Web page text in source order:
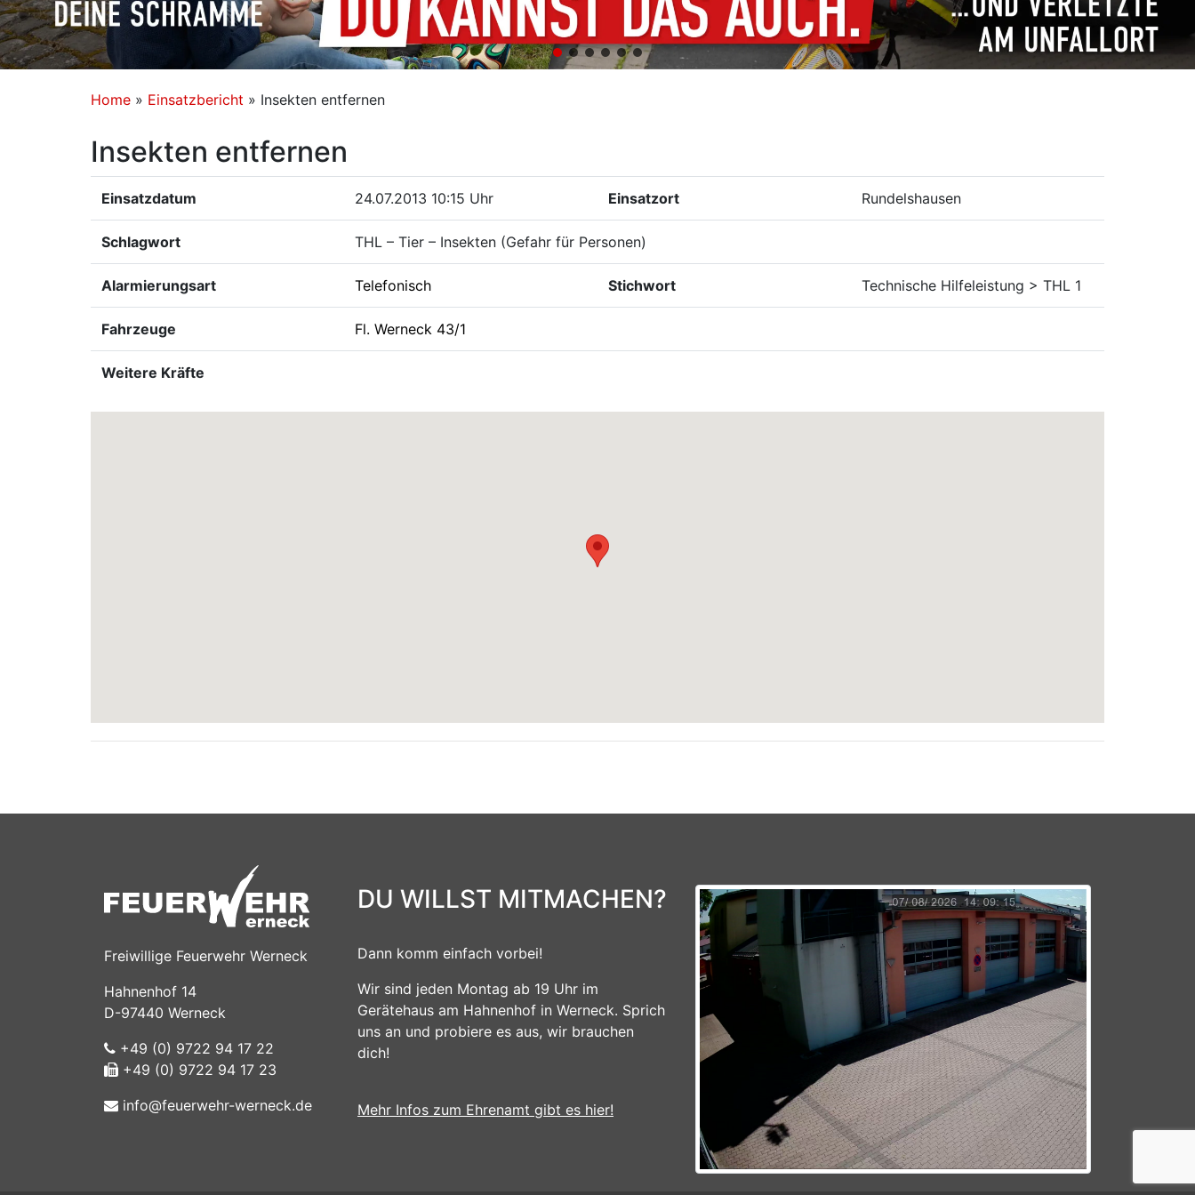
Home » Einsatzbericht » Insekten entfernen
Insekten entfernen
Einsatzdatum 24.07.2013 10:15 Uhr Einsatzort Rundelshausen
Schlagwort THL – Tier – Insekten (Gefahr für Personen)
Alarmierungsart Telefonisch Stichwort Technische Hilfeleistung > THL 1
Fahrzeuge Fl. Werneck 43/1
Weitere Kräfte
Freiwillige Feuerwehr Werneck
Hahnenhof 14
D-97440 Werneck
+49 (0) 9722 94 17 22
+49 (0) 9722 94 17 23
info@feuerwehr-werneck.de
DU WILLST MITMACHEN?
Dann komm einfach vorbei!
Wir sind jeden Montag ab 19 Uhr im
Gerätehaus am Hahnenhof in Werneck. Sprich
uns an und probiere es aus, wir brauchen
dich!
Mehr Infos zum Ehrenamt gibt es hier!